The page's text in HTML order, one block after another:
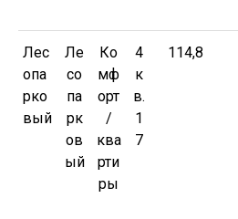
Лес
опа
рко
вый
Ле
со
па
рк
ов
ый
Ко
мф
орт
/
ква
рти
ры
4
к
в.
1
7
114,8